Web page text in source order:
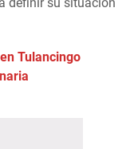
Tulancingo